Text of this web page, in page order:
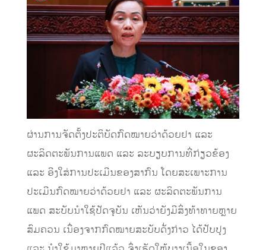
ຜ່ານການຈັດຕັ້ງປະຕິບັດກົດໝາຍວ່າດ້ວຍຢາ ແລະ
ຜະລິດຕະພັນການແພດ ແລະ ລະບຽບການທີ່ກ່ຽວຂ້ອງ
ແລະ ອີງໃສ່ການປະເມີນຂອງສາກົນ ໂດຍສະເພາະການ
ປະເມີນກົດໝາຍວ່າດ້ວຍຢາ ແລະ ຜະລິດຕະພັນການ
ແພດ ສະບັບນໍາໃຊ້ປັດຈຸບັນ ເຫັນວ່າຍັງມີສິ່ງທ້າທາຍຫຼາຍ
ສົມຄວນ ເນື່ອງຈາກກົດໝາຍສະບັບດັ່ງກ່າວ ໄດ້ປັບປຸງ